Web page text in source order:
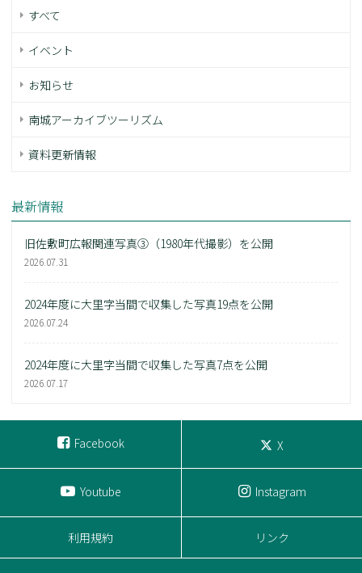
すべて
イベント
お知らせ
南城アーカイブツーリズム
資料更新情報
最新情報
旧佐敷町広報関連写真③（1980年代撮影）を公開
2026.07.31
2024年度に大里字当間で収集した写真19点を公開
2026.07.24
2024年度に大里字当間で収集した写真7点を公開
2026.07.17
Facebook X
Youtube Instagram
利用規約 リンク